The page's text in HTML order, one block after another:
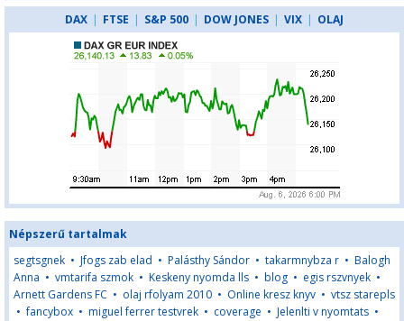
DAX | FTSE | S&P 500 | DOW JONES | VIX | OLAJ
Népszerű tartalmak
segtsgnek • Jfogs zab elad • Palásthy Sándor • takarmnybza r • Balogh
Anna • vmtarifa szmok • Keskeny nyomda lls • blog • egis rszvnyek •
Arnett Gardens FC • olaj rfolyam 2010 • Online kresz knyv • vtsz starepls
•fancybox • miguel ferrer testvrek • coverage • Jelenlti v nyomtats •